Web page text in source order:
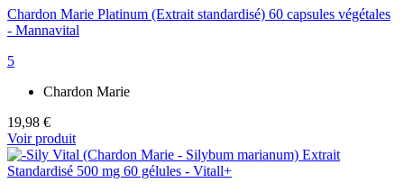
Chardon Marie Platinum (Extrait standardisé) 60 capsules végétales
- Mannavital
5
Chardon Marie
19,98 €
Voir produit